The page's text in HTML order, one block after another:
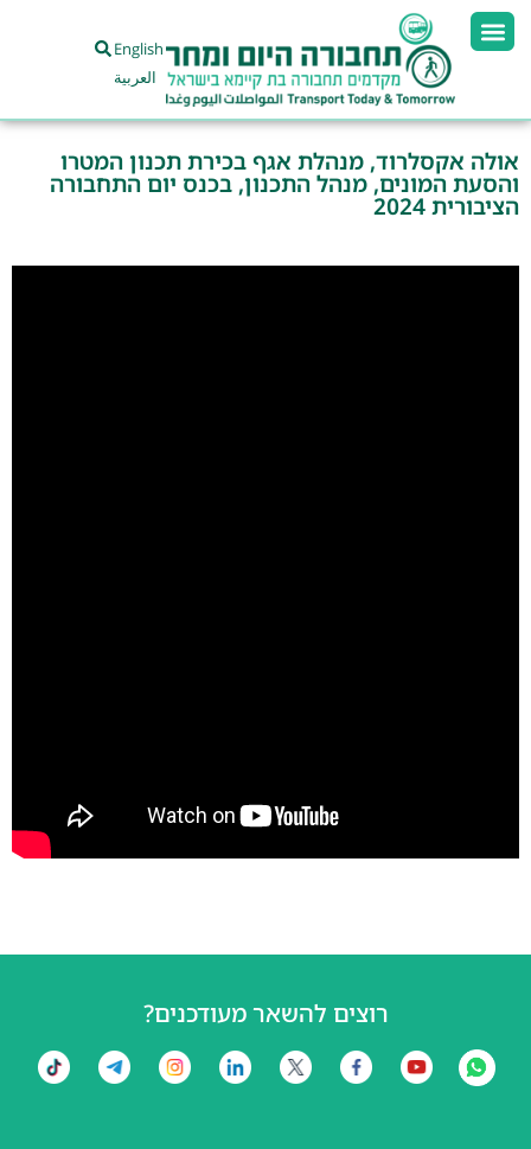
English
العربية
אולה אקסלרוד, מנהלת אגף בכירת תכנון המטרו
והסעת המונים, מנהל התכנון, בכנס יום התחבורה
הציבורית 2024
רוצים להשאר מעודכנים?